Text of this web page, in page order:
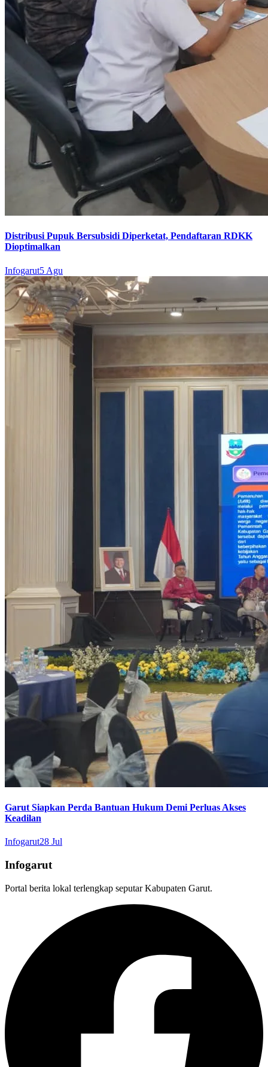
Distribusi Pupuk Bersubsidi Diperketat, Pendaftaran RDKK
Dioptimalkan
Infogarut5 Agu
Garut Siapkan Perda Bantuan Hukum Demi Perluas Akses
Keadilan
Infogarut28 Jul
Infogarut
Portal berita lokal terlengkap seputar Kabupaten Garut.